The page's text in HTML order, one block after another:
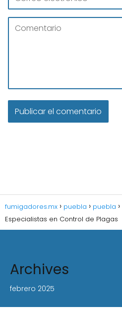
fumigadores.mx puebla puebla
Especialistas en Control de Plagas
Archives
febrero 2025